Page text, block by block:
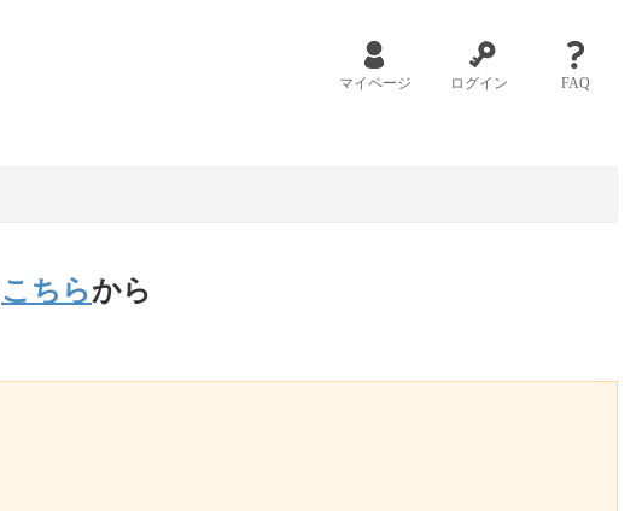
マイページ ログイン FAQ
こちらから